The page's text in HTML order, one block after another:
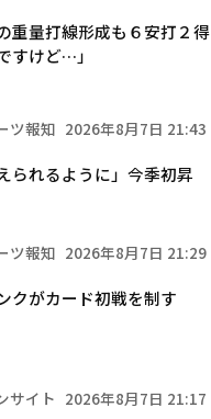
重量打線形成も６安打２得
すけど…」
ツ報知 2026年8月7日 21:43
られるように」今季初昇
ツ報知 2026年8月7日 21:29
クがカード初戦を制す
サイト 2026年8月7日 21:17